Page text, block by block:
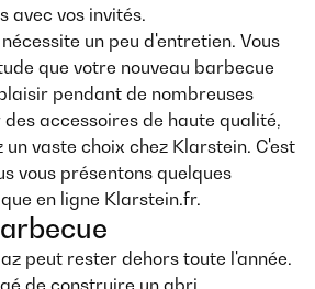
avec vos invités.
un peu d'entretien. Vous
que votre nouveau barbecue
pendant de nombreuses
accessoires de haute qualité,
vaste choix chez Klarstein. C'est
vous présentons quelques
en ligne Klarstein.fr.
peut rester dehors toute l'année.
de construire un abri.